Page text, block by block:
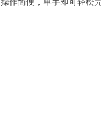
操作简便，单手即可轻松